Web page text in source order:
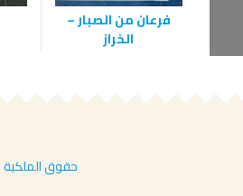
فرعان من الصبار –
الخراز
حقوق الملكية